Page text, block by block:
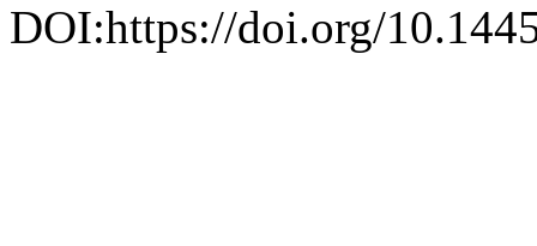
DOI:https://doi.org/